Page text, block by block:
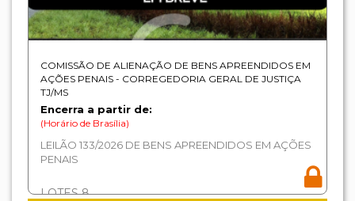
COMISSÃO DE ALIENAÇÃO DE BENS APREENDIDOS EM
AÇÕES PENAIS - CORREGEDORIA GERAL DE JUSTIÇA
TJ/MS
Encerra a partir de:
(Horário de Brasília)
LEILÃO 133/2026 DE BENS APREENDIDOS EM AÇÕES
PENAIS
LOTES 8